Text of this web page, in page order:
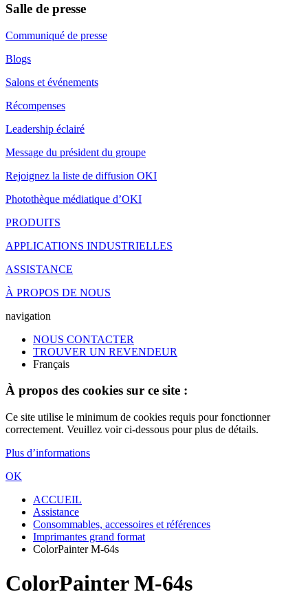
Salle de presse
Communiqué de presse
Blogs
Salons et événements
Récompenses
Leadership éclairé
Message du président du groupe
Rejoignez la liste de diffusion OKI
Photothèque médiatique d’OKI
PRODUITS
APPLICATIONS INDUSTRIELLES
ASSISTANCE
À PROPOS DE NOUS
navigation
NOUS CONTACTER
TROUVER UN REVENDEUR
Français
À propos des cookies sur ce site :
Ce site utilise le minimum de cookies requis pour fonctionner
correctement. Veuillez voir ci-dessous pour plus de détails.
Plus d’informations
OK
ACCUEIL
Assistance
Consommables, accessoires et références
Imprimantes grand format
ColorPainter M-64s
ColorPainter M-64s